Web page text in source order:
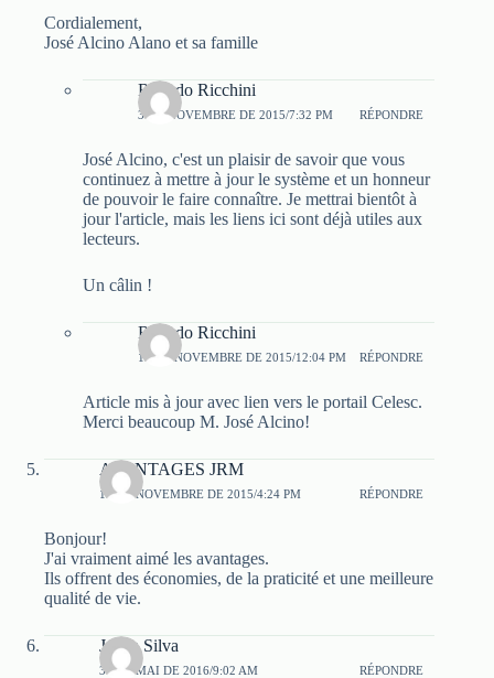
Cordialement,
José Alcino Alano et sa famille
Ricardo Ricchini
3 DE NOVEMBRE DE 2015/7:32 PM RÉPONDRE
José Alcino, c'est un plaisir de savoir que vous
continuez à mettre à jour le système et un honneur
de pouvoir le faire connaître. Je mettrai bientôt à
jour l'article, mais les liens ici sont déjà utiles aux
lecteurs.
Un câlin !
Ricardo Ricchini
15 DE NOVEMBRE DE 2015/12:04 PM RÉPONDRE
Article mis à jour avec lien vers le portail Celesc.
Merci beaucoup M. José Alcino!
AVANTAGES JRM
15 DE NOVEMBRE DE 2015/4:24 PM RÉPONDRE
Bonjour!
J'ai vraiment aimé les avantages.
Ils offrent des économies, de la praticité et une meilleure
qualité de vie.
Joana Silva
31 DE MAI DE 2016/9:02 AM RÉPONDRE